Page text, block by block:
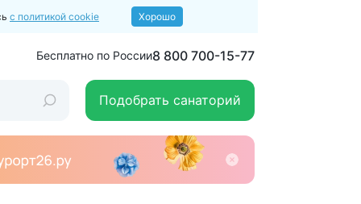
с политикой cookie Хорошо
Бесплатно по России8 800 700-15-77
Подобрать санаторий